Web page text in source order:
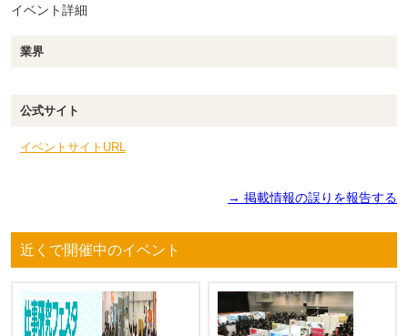
イベント詳細
業界
公式サイト
イベントサイトURL
→ 掲載情報の誤りを報告する
近くで開催中のイベント